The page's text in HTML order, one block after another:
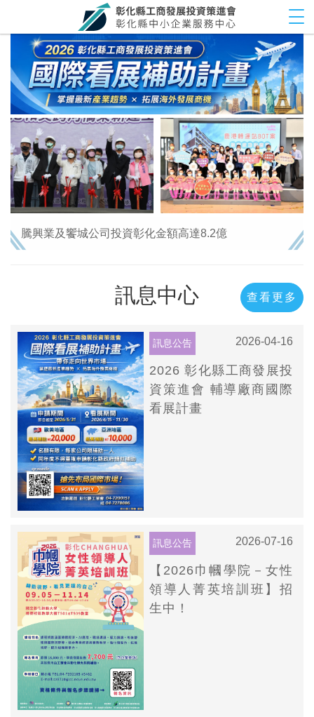
3大投資方案，投資彰化已破1000億 11月增加了大
騰興業及饗城公司投資彰化金額高達8.2億
3大投資方案，投資彰化已破1000億 11月增加了大
本會FB專頁將持續不斷提供最新消息，歡迎查詢
「彰化縣工商發展投資策進會」按讚追蹤，掌握最即時
的好康與資訊!
訊息中心 查看更多
訊息公告 2026-04-16
2026 彰化縣工商發展投
資策進會 輔導廠商國際
看展計畫
訊息公告 2026-07-16
【2026巾幗學院－女性
領導人菁英培訓班】招
生中！